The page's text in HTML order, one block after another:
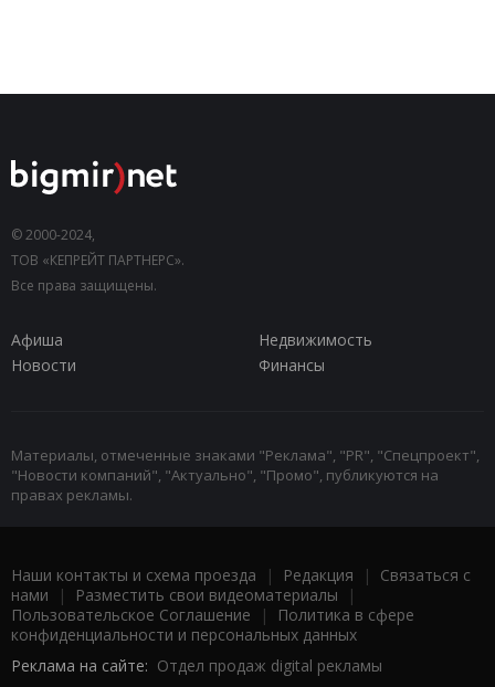
© 2000-2024,
ТОВ «КЕПРЕЙТ ПАРТНЕРС».
Все права защищены.
Афиша
Недвижимость
Новости
Финансы
Материалы, отмеченные знаками "Реклама", "PR", "Спецпроект",
"Новости компаний", "Актуально", "Промо", публикуются на
правах рекламы.
Наши контакты и схема проезда | Редакция | Связаться с
нами | Разместить свои видеоматериалы |
Пользовательское Соглашение |
Политика в сфере
конфиденциальности и персональных данных
Реклама на сайте: Отдел продаж digital рекламы